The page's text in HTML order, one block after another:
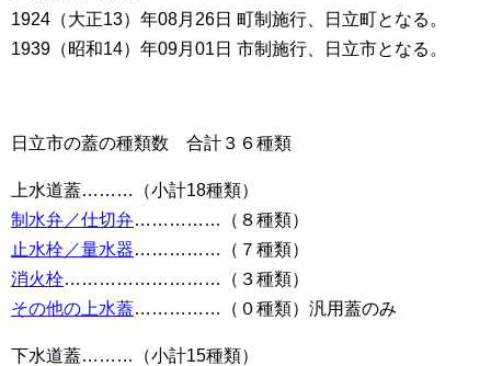
1924（大正13）年08月26日 町制施行、日立町となる。
1939（昭和14）年09月01日 市制施行、日立市となる。
日立市の蓋の種類数 合計３６種類
上水道蓋………（小計18種類）
制水弁／仕切弁……………（８種類）
止水栓／量水器……………（７種類）
消火栓………………………（３種類）
その他の上水蓋……………（０種類）汎用蓋のみ
下水道蓋………（小計15種類）